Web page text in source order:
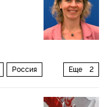
Еще 2
Россия